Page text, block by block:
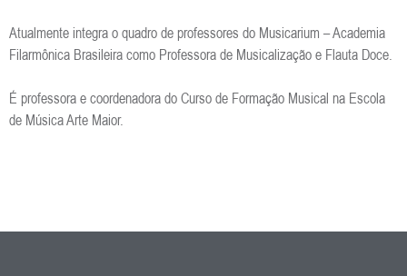
Atualmente integra o quadro de professores do Musicarium – Academia
Filarmônica Brasileira como Professora de Musicalização e Flauta Doce.
É professora e coordenadora do Curso de Formação Musical na Escola
de Música Arte Maior.